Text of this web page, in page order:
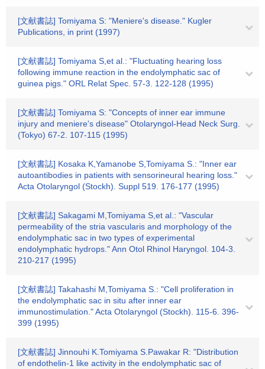
[文献書誌] Tomiyama S: "Meniere's disease." Kugler
Publications, in print (1997)
[文献書誌] Tomiyama S,et al.: "Fluctuating hearing loss
following immune reaction in the endolymphatic sac of
guinea pigs." ORL Relat Spec. 57-3. 122-128 (1995)
[文献書誌] Tomiyama S: "Concepts of inner ear immune
injury and meniere's disease" Otolaryngol-Head Neck Surg.
(Tokyo) 67-2. 107-115 (1995)
[文献書誌] Kosaka K,Yamanobe S,Tomiyama S.: "Inner ear
autoantibodies in patients with sensorineural hearing loss."
Acta Otolaryngol (Stockh). Suppl 519. 176-177 (1995)
[文献書誌] Sakagami M,Tomiyama S,et al.: "Vascular
permeability of the stria vascularis and morphology of the
endolymphatic sac in two types of experimental
endolymphatic hydrops." Ann Otol Rhinol Haryngol. 104-3.
210-217 (1995)
[文献書誌] Takahashi M,Tomiyama S.: "Cell proliferation in
the endolymphatic sac in situ after inner ear
immunostimulation." Acta Otolaryngol (Stockh). 115-6. 396-
399 (1995)
[文献書誌] Jinnouhi K.Tomiyama S.Pawakar R: "Distribution
of endothelin-1 like activity in the endolymphatic sac of